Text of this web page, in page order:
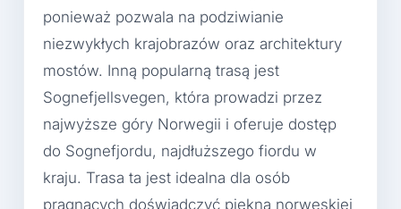
ponieważ pozwala na podziwianie
niezwykłych krajobrazów oraz architektury
mostów. Inną popularną trasą jest
Sognefjellsvegen, która prowadzi przez
najwyższe góry Norwegii i oferuje dostęp
do Sognefjordu, najdłuższego fiordu w
kraju. Trasa ta jest idealna dla osób
pragnących doświadczyć piękna norweskiej